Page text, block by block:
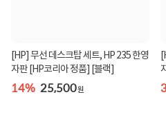
[HP] 무선 데스크탑 세트, HP 235 한영
자판 [HP코리아 정품] [블랙]
14% 25,500원
[